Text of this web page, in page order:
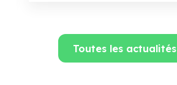
Toutes les actualités